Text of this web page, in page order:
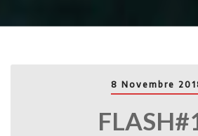
8 Novembre